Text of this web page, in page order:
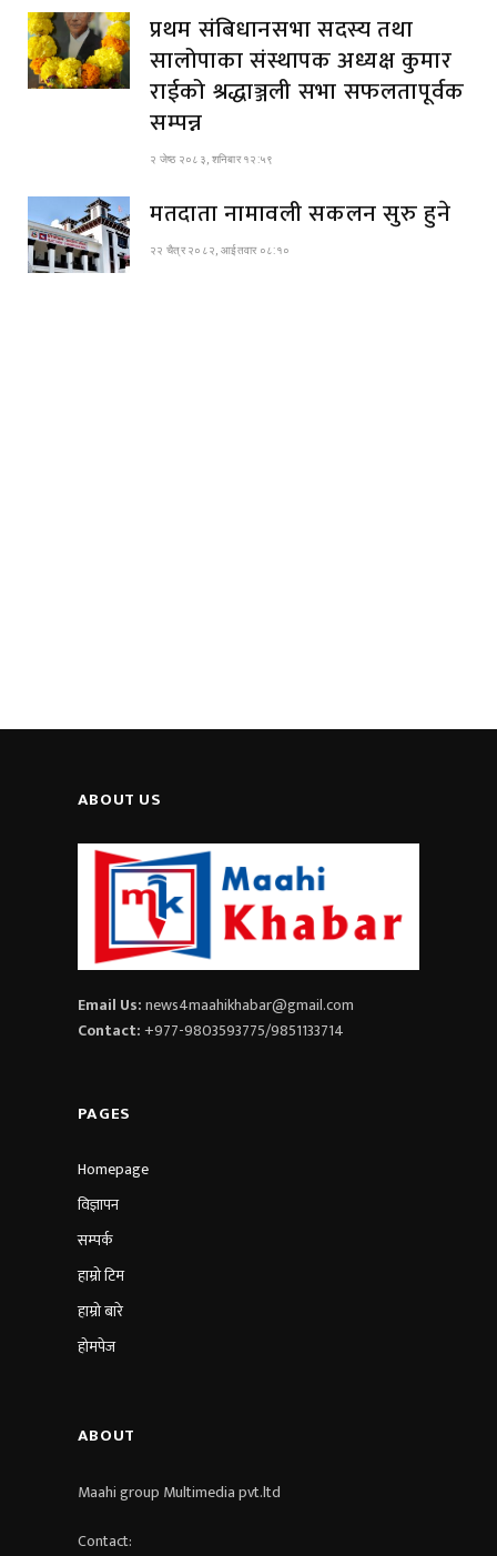
प्रथम संबिधानसभा सदस्य तथा
सालोपाका संस्थापक अध्यक्ष कुमार
राईको श्रद्धाञ्जली सभा सफलतापूर्वक
सम्पन्न
२ जेष्ठ २०८३, शनिबार १२:५९
मतदाता नामावली सकलन सुरु हुने
२२ चैत्र २०८२, आईतवार ०८:१०
ABOUT US
Email Us:news4maahikhabar@gmail.com
Contact:+977-9803593775/9851133714
PAGES
Homepage
विज्ञापन
सम्पर्क
हाम्रो टिम
हाम्रो बारे
होमपेज
ABOUT
Maahi group Multimedia pvt.ltd​
Contact: